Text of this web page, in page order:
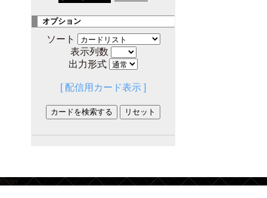
オプション
ソート
表示列数
出力形式
[ 配信用カード表示 ]
footer